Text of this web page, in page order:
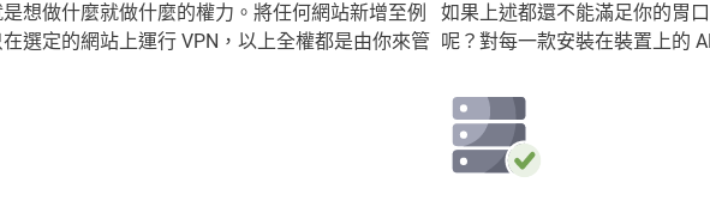
想做什麼就做什麼的權力。將任何網站新增至例
選定的網站上運行 VPN，以上全權都是由你來管
如果上述都還不能滿足你的胃
呢？對每一款安裝在裝置上的